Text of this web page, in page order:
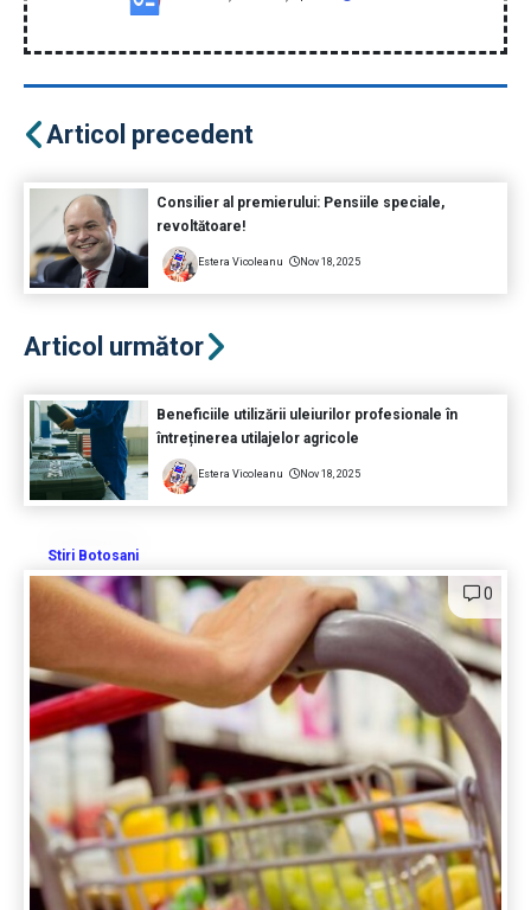
Articol precedent
Consilier al premierului: Pensiile speciale,
revoltătoare!
Estera Vicoleanu Nov 18, 2025
Articol următor
Beneficiile utilizării uleiurilor profesionale în
întreținerea utilajelor agricole
Estera Vicoleanu Nov 18, 2025
Stiri Botosani
0